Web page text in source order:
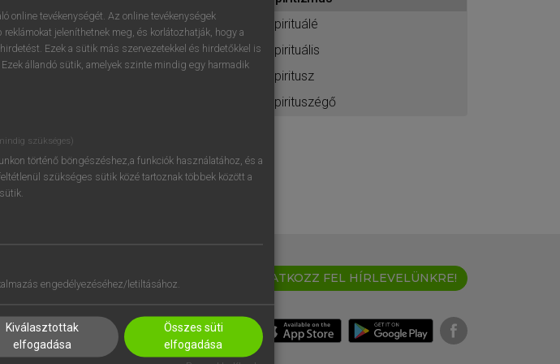
próbaverziójának elindításához
regisztrálok ésbelépek.
REGISZTRÁCIÓ
spirituálé
spirituális
spiritusz
spirituszégő
IRATKOZZ FEL HÍRLEVELÜNKRE!
online tevékenységét. Az online tevékenységek
jeleníthetnek meg, és korlátozhatják, hogy a
Ezek a sütik más szervezetekkel és hirdetőkkel is
állandó sütik, amelyek szinte mindig egy harmadik
szükséges)
történő böngészéshez,a funkciók használatához, és a
szükséges sütik közé tartoznak többek között a
engedélyezéséhez/letiltásához.
Kiválasztottak
elfogadása
Összes süti
elfogadása